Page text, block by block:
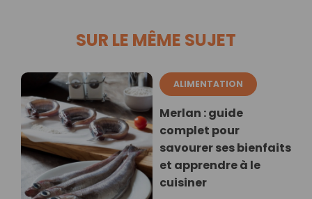
SUR LE MÊME SUJET
ALIMENTATION
Merlan : guide
complet pour
savourer ses bienfaits
et apprendre à le
cuisiner